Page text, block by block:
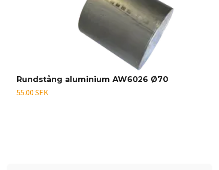
Rundstång aluminium AW6026 Ø70
55.00 SEK